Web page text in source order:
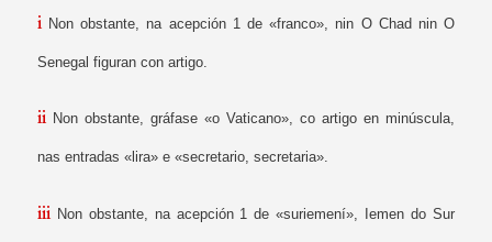
i Non obstante, na acepción 1 de «franco», nin O Chad nin O
Senegal figuran con artigo.
iiNon obstante, gráfase «o Vaticano», co artigo en minúscula,
nas entradas «lira» e «secretario, secretaria».
iii Non obstante, na acepción 1 de «suriemení», Iemen do Sur